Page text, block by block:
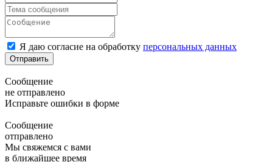
Я даю согласие на обработку персональных данных
Отправить
Сообщение
не отправлено
Исправьте ошибки в форме
Сообщение
отправлено
Мы свяжемся с вами
в ближайшее время